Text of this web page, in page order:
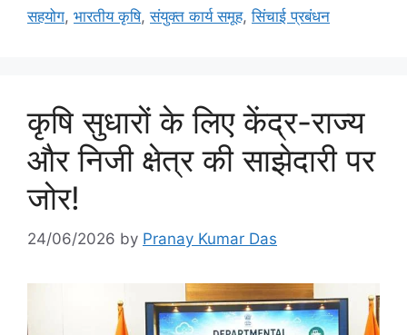
सहयोग, भारतीय कृषि,संयुक्त कार्य समूह,सिंचाई प्रबंधन
कृषि सुधारों के लिए केंद्र-राज्य
और निजी क्षेत्र की साझेदारी पर
जोर!
24/06/2026 by Pranay Kumar Das